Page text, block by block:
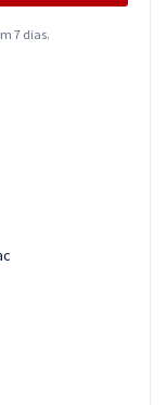
7 dias.